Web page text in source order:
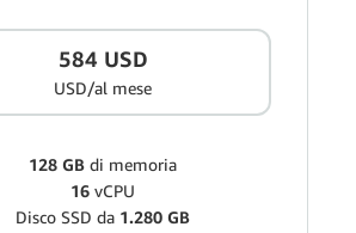
584 USD
USD/al mese
128 GB di memoria
16 vCPU
Disco SSD da 1.280 GB